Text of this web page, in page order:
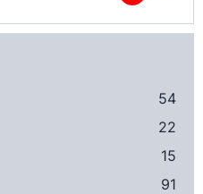
54
22
15
91